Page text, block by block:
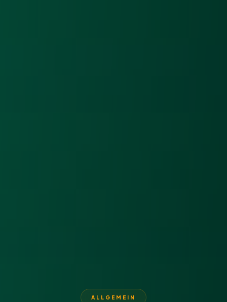
ALLGEMEIN